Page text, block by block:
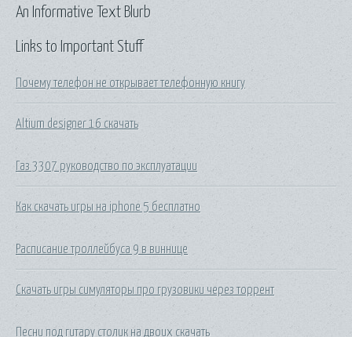
Links to Important Stuff
Почему телефон не открывает телефонную книгу
Altium designer 16 скачать
Газ 3307 руководство по эксплуатации
Как скачать игры на iphone 5 бесплатно
Расписание троллейбуса 9 в виннице
Скачать игры симуляторы про грузовики через торрент
Песни под гитару столик на двоих скачать
An Informative Text Blurb